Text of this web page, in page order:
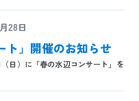
28日
ト」開催のお知らせ
日）に「春の水辺コンサート」を